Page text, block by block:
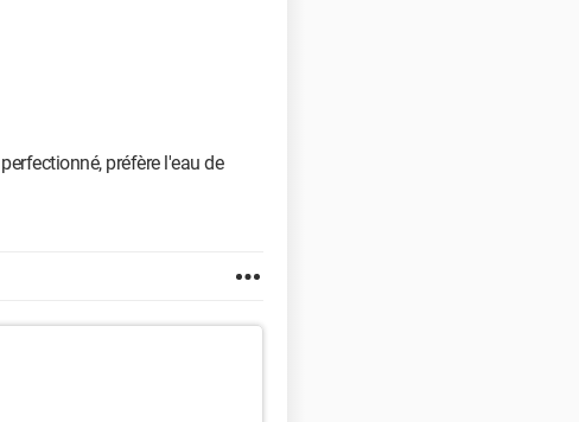
préfère l'eau de